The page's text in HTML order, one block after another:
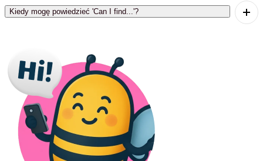
item can be purchased.
Kiedy mogę powiedzieć 'Can I find...'?